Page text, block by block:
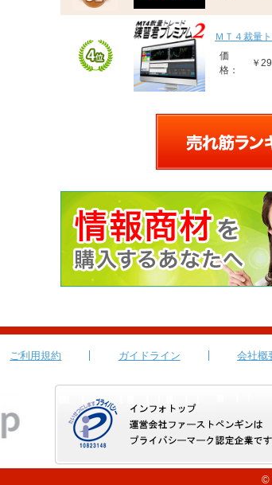
ＭＴ４裁量
価
格：
￥
ご利用規約 ガイドライン 会社概
©